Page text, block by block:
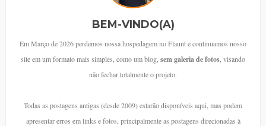
BEM-VINDO(A)
Em Março de 2026 perdemos nossa hospedagem no Flaunt e continuamos nosso
site em um formato mais simples, como um blog, sem galeria de fotos , visando
não fechar totalmente o projeto.
Todas as postagens antigas (desde 2009) estarão disponíveis aqui, mas podem
apresentar erros em links e fotos, principalmente as postagens direcionadas à